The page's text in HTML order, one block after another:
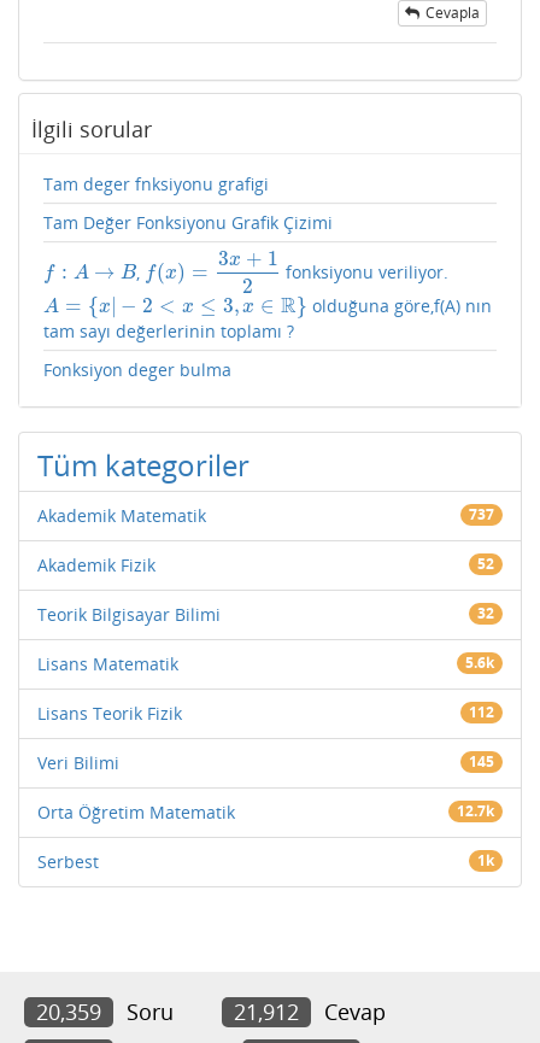
Cevapla
İlgili sorular
Tam deger fnksiyonu grafigi
Tam Değer Fonksiyonu Grafik Çizimi
f : A → B
f:A→B , f(x) =
3x + 1
2
f(x)=3 x+1 2 fonksiyonu veriliyor.
A = {x − 2 < x ≤ 3, x ∈ R}
A= {x| − 2< x≤ 3,x ∈R }
olduğuna göre,f(A) nın
tam sayı değerlerinin toplamı ?
Fonksiyon deger bulma
Tüm kategoriler
Akademik Matematik 737
Akademik Fizik 52
Teorik Bilgisayar Bilimi 32
Lisans Matematik 5.6k
Lisans Teorik Fizik 112
Veri Bilimi 145
Orta Öğretim Matematik 12.7k
Serbest 1k
20,359 Soru 21,912
Cevap